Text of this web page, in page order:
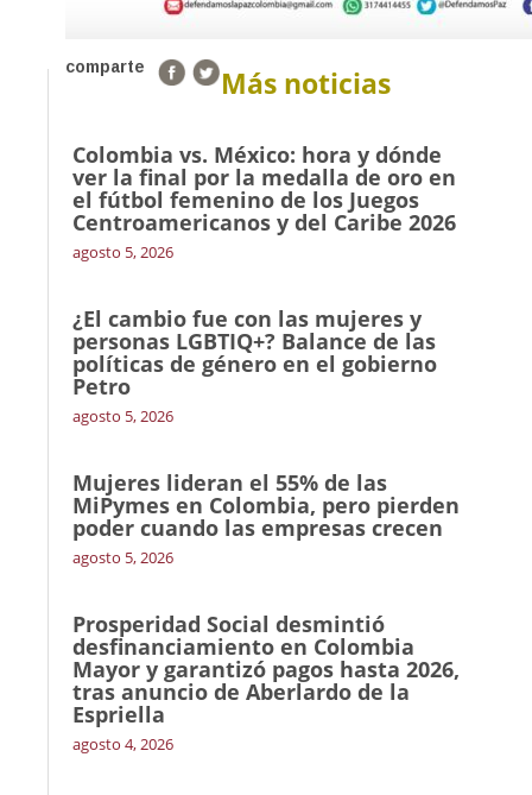
comparte Más noticias
Colombia vs. México: hora y dónde
ver la final por la medalla de oro en
el fútbol femenino de los Juegos
Centroamericanos y del Caribe 2026
agosto 5, 2026
¿El cambio fue con las mujeres y
personas LGBTIQ+? Balance de las
políticas de género en el gobierno
Petro
agosto 5, 2026
Mujeres lideran el 55% de las
MiPymes en Colombia, pero pierden
poder cuando las empresas crecen
agosto 5, 2026
Prosperidad Social desmintió
desfinanciamiento en Colombia
Mayor y garantizó pagos hasta 2026,
tras anuncio de Aberlardo de la
Espriella
agosto 4, 2026